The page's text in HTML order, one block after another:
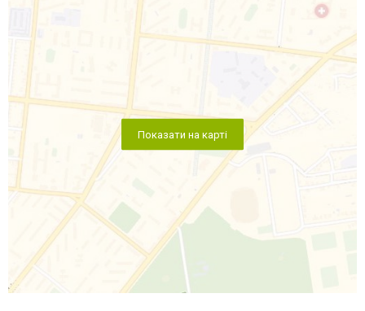
Показати на карті